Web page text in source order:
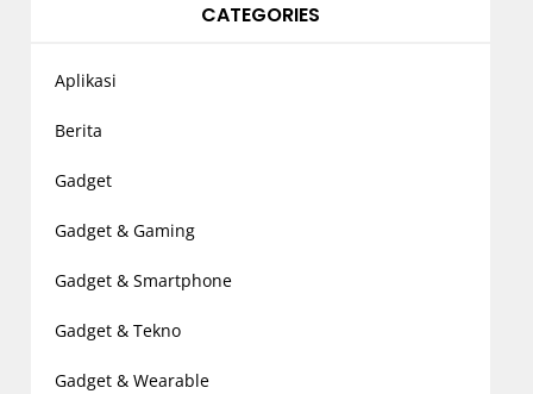
CATEGORIES
Aplikasi
Berita
Gadget
Gadget & Gaming
Gadget & Smartphone
Gadget & Tekno
Gadget & Wearable